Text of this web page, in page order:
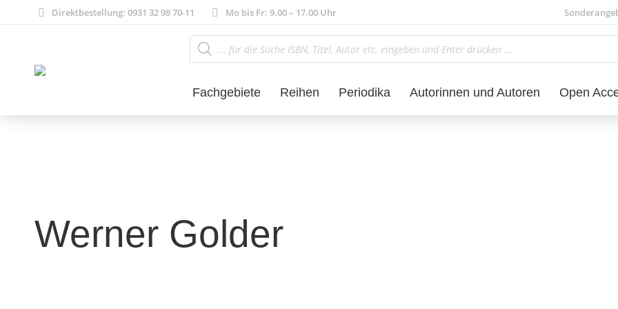
Direktbestellung: 0931 32 98 70-11 Mo bis Fr: 9.00 – 17.00 Uhr
Products
search
Fachgebiete Reihen Periodika Autorinnen und Autoren Open
Werner Golder